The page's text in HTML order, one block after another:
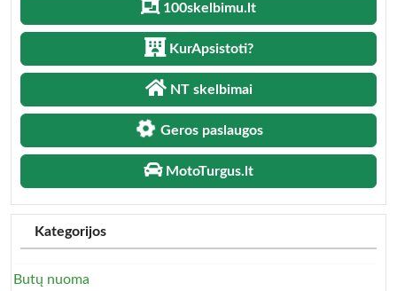
100skelbimu.lt
KurApsistoti?
NT skelbimai
Geros paslaugos
MotoTurgus.lt
Kategorijos
Butų nuoma